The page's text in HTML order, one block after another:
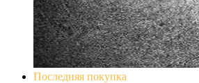
Последняя покупка